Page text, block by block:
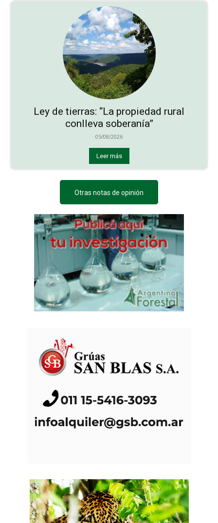
Ley de tierras: “La propiedad rural
conlleva soberanía”
05/08/2026
Leer más
Otras notas de opinión